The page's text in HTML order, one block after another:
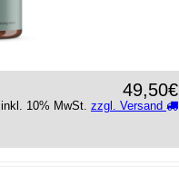
49,50€
inkl. 10% MwSt. zzgl. Versand